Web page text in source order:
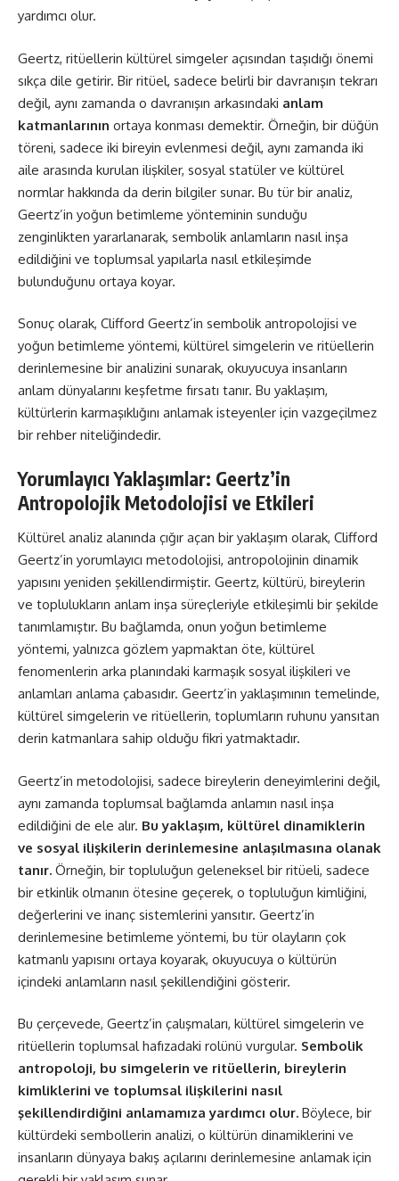
yardımcı olur.
Geertz, ritüellerin kültürel simgeler açısından taşıdığı önemi
sıkça dile getirir. Bir ritüel, sadece belirli bir davranışın tekrarı
değil, aynı zamanda o davranışın arkasındaki anlam
katmanlarının ortaya konması demektir. Örneğin, bir düğün
töreni, sadece iki bireyin evlenmesi değil, aynı zamanda iki
aile arasında kurulan ilişkiler, sosyal statüler ve kültürel
normlar hakkında da derin bilgiler sunar. Bu tür bir analiz,
Geertz’in yoğun betimleme yönteminin sunduğu
zenginlikten yararlanarak, sembolik anlamların nasıl inşa
edildiğini ve toplumsal yapılarla nasıl etkileşimde
bulunduğunu ortaya koyar.
Sonuç olarak, Clifford Geertz’in sembolik antropolojisi ve
yoğun betimleme yöntemi, kültürel simgelerin ve ritüellerin
derinlemesine bir analizini sunarak, okuyucuya insanların
anlam dünyalarını keşfetme fırsatı tanır. Bu yaklaşım,
kültürlerin karmaşıklığını anlamak isteyenler için vazgeçilmez
bir rehber niteliğindedir.
Yorumlayıcı Yaklaşımlar: Geertz’in
Antropolojik Metodolojisi ve Etkileri
Kültürel analiz alanında çığır açan bir yaklaşım olarak, Clifford
Geertz’in yorumlayıcı metodolojisi, antropolojinin dinamik
yapısını yeniden şekillendirmiştir. Geertz, kültürü, bireylerin
ve toplulukların anlam inşa süreçleriyle etkileşimli bir şekilde
tanımlamıştır. Bu bağlamda, onun yoğun betimleme
yöntemi, yalnızca gözlem yapmaktan öte, kültürel
fenomenlerin arka planındaki karmaşık sosyal ilişkileri ve
anlamları anlama çabasıdır. Geertz’in yaklaşımının temelinde,
kültürel simgelerin ve ritüellerin, toplumların ruhunu yansıtan
derin katmanlara sahip olduğu fikri yatmaktadır.
Geertz’in metodolojisi, sadece bireylerin deneyimlerini değil,
aynı zamanda toplumsal bağlamda anlamın nasıl inşa
edildiğini de ele alır. Bu yaklaşım, kültürel dinamiklerin
ve sosyal ilişkilerin derinlemesine anlaşılmasına olanak
tanır. Örneğin, bir topluluğun geleneksel bir ritüeli, sadece
bir etkinlik olmanın ötesine geçerek, o topluluğun kimliğini,
değerlerini ve inanç sistemlerini yansıtır. Geertz’in
derinlemesine betimleme yöntemi, bu tür olayların çok
katmanlı yapısını ortaya koyarak, okuyucuya o kültürün
içindeki anlamların nasıl şekillendiğini gösterir.
Bu çerçevede, Geertz’in çalışmaları, kültürel simgelerin ve
ritüellerin toplumsal hafızadaki rolünü vurgular. Sembolik
antropoloji, bu simgelerin ve ritüellerin, bireylerin
kimliklerini ve toplumsal ilişkilerini nasıl
şekillendirdiğini anlamamıza yardımcı olur. Böylece, bir
kültürdeki sembollerin analizi, o kültürün dinamiklerini ve
insanların dünyaya bakış açılarını derinlemesine anlamak için